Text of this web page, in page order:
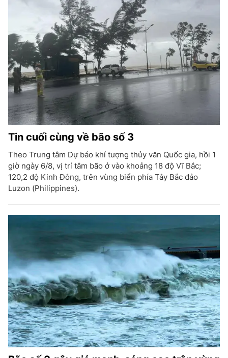
Tin cuối cùng về bão số 3
Theo Trung tâm Dự báo khí tượng thủy văn Quốc gia, hồi 1
giờ ngày 6/8, vị trí tâm bão ở vào khoảng 18 độ Vĩ Bắc;
120,2 độ Kinh Đông, trên vùng biển phía Tây Bắc đảo
Luzon (Philippines).